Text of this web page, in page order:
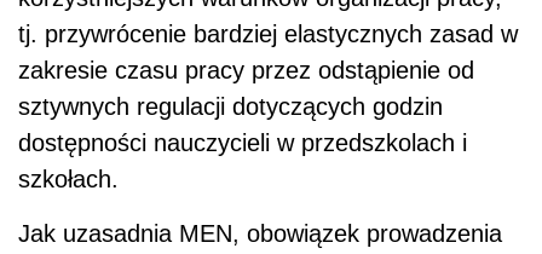
tj. przywrócenie bardziej elastycznych zasad w
zakresie czasu pracy przez odstąpienie od
sztywnych regulacji dotyczących godzin
dostępności nauczycieli w przedszkolach i
szkołach.
Jak uzasadnia MEN, obowiązek prowadzenia